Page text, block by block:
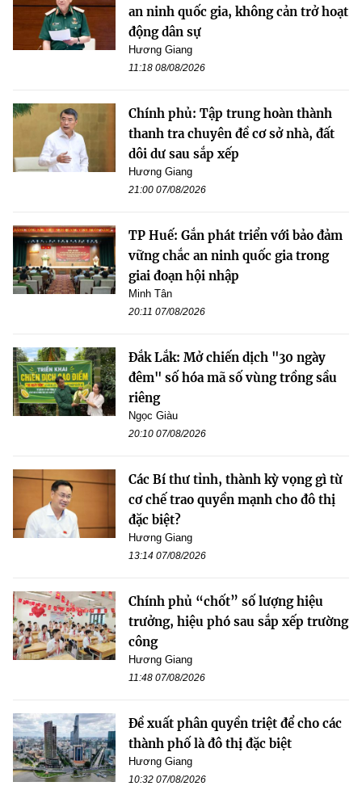
an ninh quốc gia, không cản trở hoạt
động dân sự
Hương Giang
11:18 08/08/2026
Chính phủ: Tập trung hoàn thành
thanh tra chuyên đề cơ sở nhà, đất
dôi dư sau sắp xếp
Hương Giang
21:00 07/08/2026
TP Huế: Gắn phát triển với bảo đảm
vững chắc an ninh quốc gia trong
giai đoạn hội nhập
Minh Tân
20:11 07/08/2026
Đắk Lắk: Mở chiến dịch "30 ngày
đêm" số hóa mã số vùng trồng sầu
riêng
Ngọc Giàu
20:10 07/08/2026
Các Bí thư tỉnh, thành kỳ vọng gì từ
cơ chế trao quyền mạnh cho đô thị
đặc biệt?
Hương Giang
13:14 07/08/2026
Chính phủ “chốt” số lượng hiệu
trưởng, hiệu phó sau sắp xếp trường
công
Hương Giang
11:48 07/08/2026
Đề xuất phân quyền triệt để cho các
thành phố là đô thị đặc biệt
Hương Giang
10:32 07/08/2026